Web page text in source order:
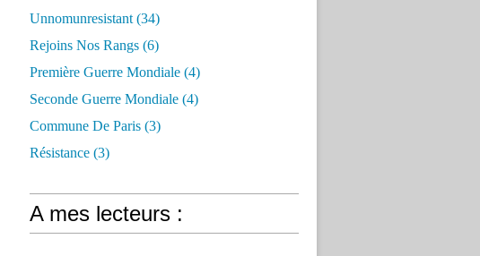
Unnomunresistant (34)
Rejoins Nos Rangs (6)
Première Guerre Mondiale (4)
Seconde Guerre Mondiale (4)
Commune De Paris (3)
Résistance (3)
A mes lecteurs :